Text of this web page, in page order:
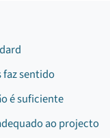
faz sentido
é suficiente
ao projecto